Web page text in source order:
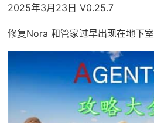
2025年3月23日 V0.25.7
修复Nora 和管家过早出现在地下室